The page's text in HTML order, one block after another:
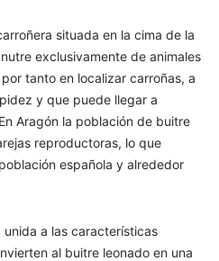
situada en la cima de la
exclusivamente de animales
tanto en localizar carroñas, a
y que puede llegar a
Aragón la población de buitre
reproductoras, lo que
española y alrededor
a las características
al buitre leonado en una